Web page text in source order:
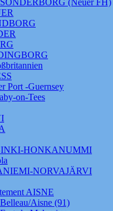
SONDERBORG (Neuer FH)
Port -Guernsey
on-Tees
HONKANUMMI
NORVAJÄRVI
AISNE
Belleau/Aisne (91)